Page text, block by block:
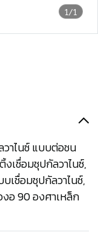
1/1
าไนซ์ แบบต่อชน
เชื่อมชุปกัลวาไนซ์,
เชื่อมชุปกัลวาไนซ์,
อ 90 องศาเหล็ก